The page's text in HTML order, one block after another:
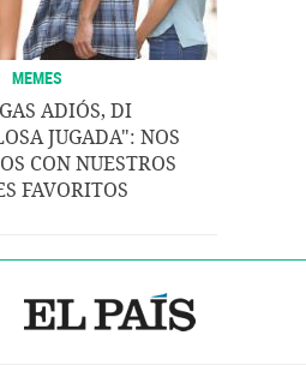
MEMES
ADIÓS, DI
JUGADA": NOS
CON NUESTROS
FAVORITOS